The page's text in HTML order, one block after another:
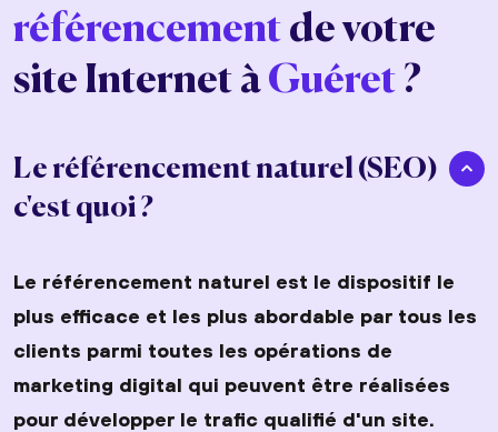
référencement de votre
site Internet àGuéret ?
Le référencement naturel (SEO)
c'est quoi ?
Le référencement naturel est le dispositif le
plus efficace et les plus abordable par tous les
clients parmi toutes les opérations de
marketing digital qui peuvent être réalisées
pour développer le trafic qualifié d'un site.